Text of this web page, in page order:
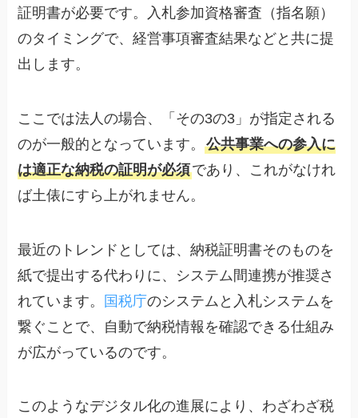
証明書が必要です。入札参加資格審査（指名願）
のタイミングで、経営事項審査結果などと共に提
出します。
ここでは法人の場合、「その3の3」が指定される
のが一般的となっています。公共事業への参入に
は適正な納税の証明が必須であり、これがなけれ
ば土俵にすら上がれません。
最近のトレンドとしては、納税証明書そのものを
紙で提出する代わりに、システム間連携が推奨さ
れています。 国税庁のシステムと入札システムを
繋ぐことで、自動で納税情報を確認できる仕組み
が広がっているのです。
このようなデジタル化の進展により、わざわざ税